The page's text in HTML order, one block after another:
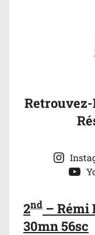
2nd – Rémi
30mn 56sc